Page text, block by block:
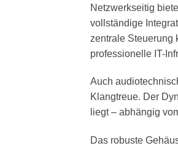
Netzwerkseitig
vollständige
zentrale Steuerung
professionelle IT-
Auch
Klangtreue. Der
liegt – abhängig
Das robuste